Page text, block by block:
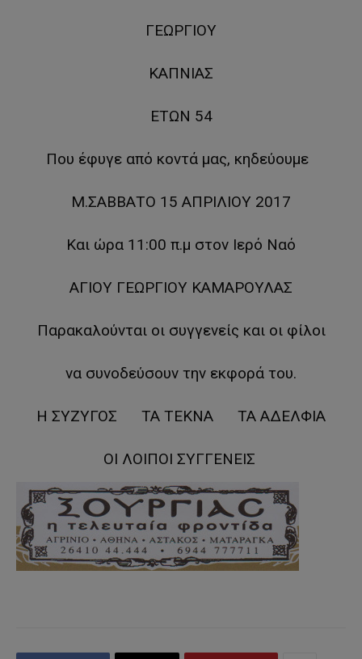
ΓΕΩΡΓΙΟΥ
ΚΑΠΝΙΑΣ
ΕΤΩΝ 54
Που έφυγε από κοντά μας, κηδεύουμε
Μ.ΣΑΒΒΑΤΟ 15 ΑΠΡΙΛΙΟΥ 2017
Και ώρα 11:00 π.μ στον Ιερό Ναό
AΓΙΟΥ ΓΕΩΡΓΙΟΥ ΚΑΜΑΡΟΥΛΑΣ
Παρακαλούνται οι συγγενείς και οι φίλοι
να συνοδεύσουν την εκφορά του.
Η ΣΥΖΥΓΟΣ ΤΑ ΤΕΚΝΑ ΤΑ ΑΔΕΛΦΙΑ
ΟΙ ΛΟΙΠΟΙ ΣΥΓΓΕΝΕΙΣ